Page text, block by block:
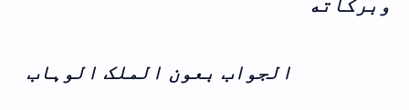
وبركاته
الجواب بعون الملک الوہاب